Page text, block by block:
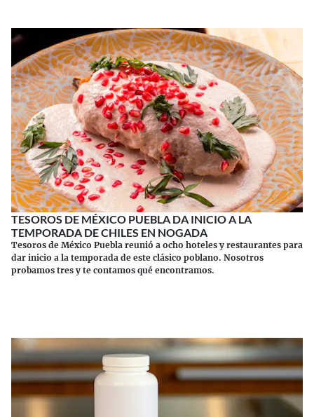
TESOROS DE MÉXICO PUEBLA DA INICIO A LA
TEMPORADA DE CHILES EN NOGADA
Tesoros de México Puebla reunió a ocho hoteles y restaurantes para
dar inicio a la temporada de este clásico poblano. Nosotros
probamos tres y te contamos qué encontramos.